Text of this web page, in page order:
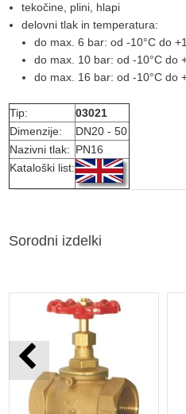
tekočine, plini, hlapi
delovni tlak in temperatura:
do max. 6 bar: od -10°C do
do max. 10 bar: od -10°C do
do max. 16 bar: od -10°C do
Tip:
03021
Dimenzije:
DN20 - 50
Nazivni tlak: PN16
Kataloški list:
Sorodni izdelki